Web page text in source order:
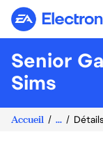
Senior
Sims
Accueil ...